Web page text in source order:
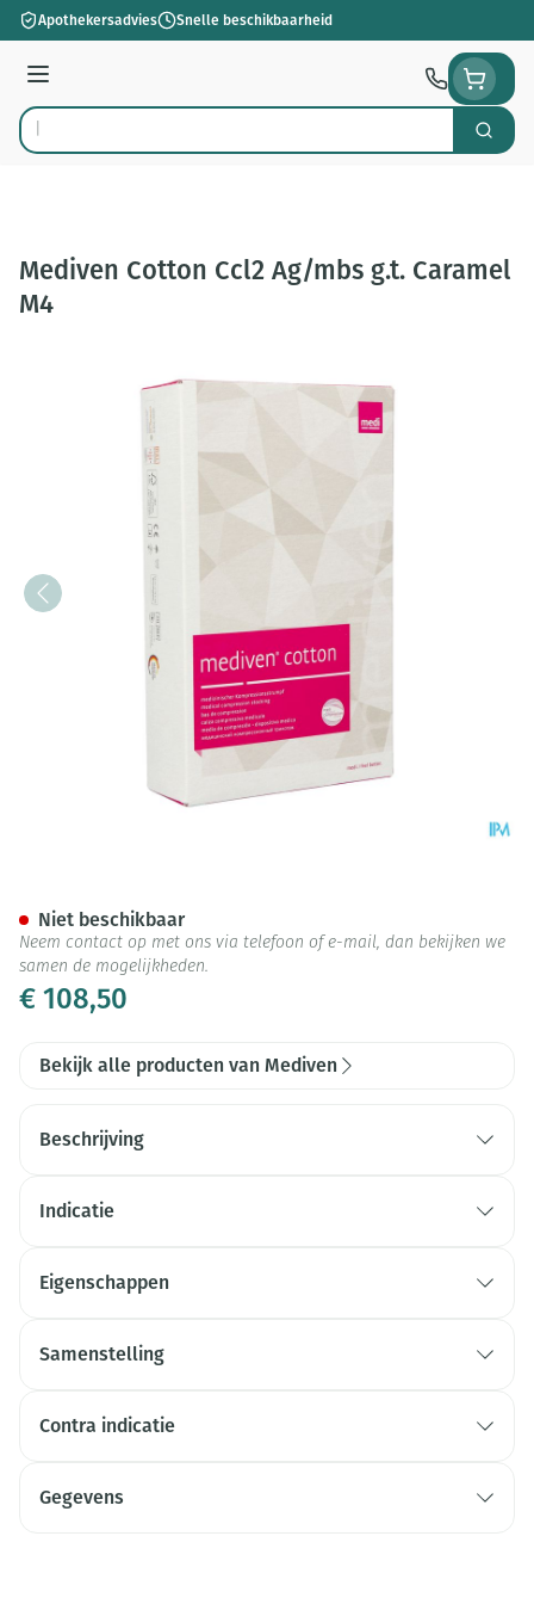
Ga naar de inhoud
Apothekersadvies Snelle beschikbaarheid
Menu
Product, merk, categorie... Zoek
Mediven Cotton Ccl2 Ag/mbs g.t. Caramel
M4
€ 108,50
Niet beschikbaar
Neem contact op met ons via telefoon of e-mail, dan bekijken we
samen de mogelijkheden.
Bekijk alle producten van Mediven
Beschrijving
Indicatie
Eigenschappen
Samenstelling
Contra indicatie
Gegevens